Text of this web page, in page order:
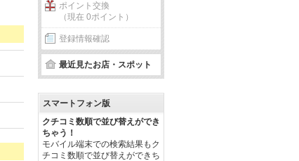
ポイント交換
（現在 0ポイント）
登録情報確認
最近見たお店・スポット
スマートフォン版
クチコミ数順で並び替えができ
ちゃう！
モバイル端末での検索結果もク
チコミ数順で並び替えができち